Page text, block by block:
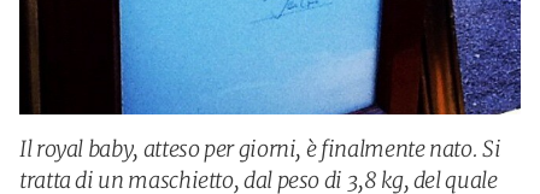
Il royal baby, atteso per giorni, è finalmente nato. Si
tratta di un maschietto, dal peso di 3,8 kg, del quale